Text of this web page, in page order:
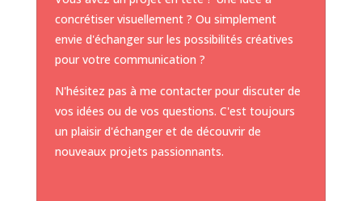
concrétiser visuellement ? Ou simplement
envie d'échanger sur les possibilités créatives
pour votre communication ?
N'hésitez pas à me contacter pour discuter de
vos idées ou de vos questions. C'est toujours
un plaisir d'échanger et de découvrir de
nouveaux projets passionnants.